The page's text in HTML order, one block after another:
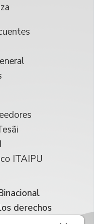
ITAIPU
derechos